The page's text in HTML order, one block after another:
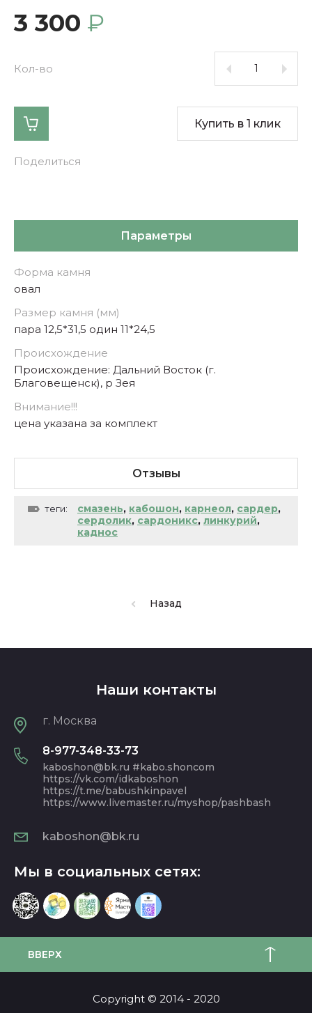
3 300 ₽
Кол-во
Купить в 1 клик
Поделиться
Параметры
Форма камня
овал
Размер камня (мм)
пара 12,5*31,5 один 11*24,5
Происхождение
Происхождение: Дальний Восток (г.
Благовещенск), р Зея
Внимание!!!
цена указана за комплект
Отзывы
теги: смазень, кабошон, карнеол, сардер,
сердолик, сардоникс, линкурий,
каднос
Назад
Наши контакты
г. Москва
8-977-348-33-73
kaboshon@bk.ru #kabo.shoncom
https://vk.com/idkaboshon
https://t.me/babushkinpavel
https://www.livemaster.ru/myshop/pashbash
kaboshon@bk.ru
Мы в социальных сетях:
ВВЕРХ
Copyright © 2014 - 2020